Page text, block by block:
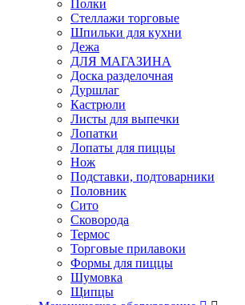
Полки
Стеллажи торговые
Шпильки для кухни
Дежа
ДЛЯ МАГАЗИНА
Доска разделочная
Дуршлаг
Кастрюли
Листы для выпечки
Лопатки
Лопаты для пиццы
Нож
Подставки, подтоварники
Половник
Сито
Сковорода
Термос
Торговые прилавоки
Формы для пиццы
Шумовка
Щипцы